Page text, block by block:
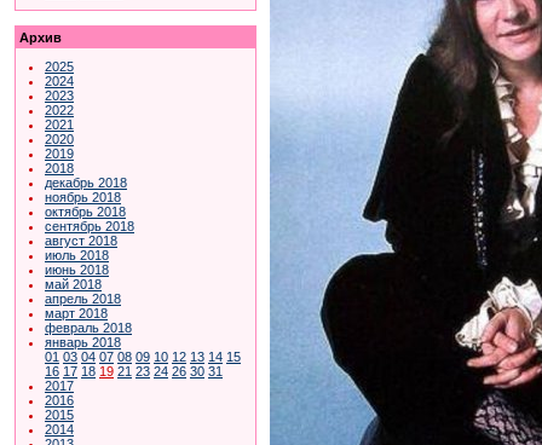
Архив
2025
2024
2023
2022
2021
2020
2019
2018
декабрь 2018
ноябрь 2018
октябрь 2018
сентябрь 2018
август 2018
июль 2018
июнь 2018
май 2018
апрель 2018
март 2018
февраль 2018
январь 2018
01 03 04 07 08 09 10 12 13 14 15
16 17 18 19 21 23 24 26 30 31
2017
2016
2015
2014